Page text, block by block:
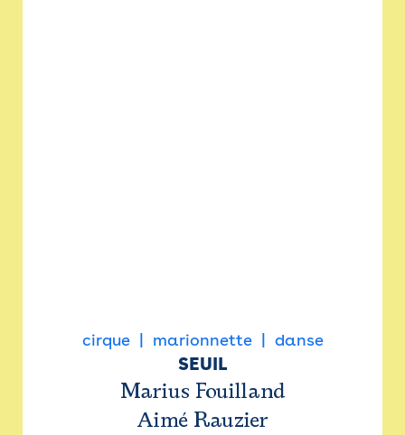
cirque marionnette danse
SEUIL
Marius Fouilland
Aimé Rauzier